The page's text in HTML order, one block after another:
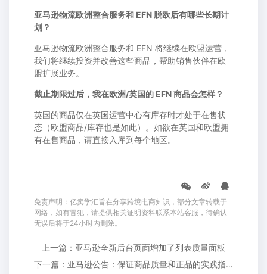
亚马逊物流欧洲整合服务和 EFN 脱欧后有哪些长期计
划？
亚马逊物流欧洲整合服务和 EFN 将继续在欧盟运营，
我们将继续投资并改善这些商品，帮助销售伙伴在欧
盟扩展业务。
截止期限过后，我在欧洲/英国的 EFN 商品会怎样？
英国的商品仅在英国运营中心有库存时才处于在售状
态（欧盟商品/库存也是如此）。如欲在英国和欧盟拥
有在售商品，请直接入库到每个地区。
免责声明：亿卖学汇旨在分享跨境电商知识，部分文章转载于
网络，如有冒犯，请提供相关证明资料联系本站客服，待确认
无误后将于24小时内删除。
上一篇：亚马逊全新后台页面增加了列表质量面板
下一篇：亚马逊公告：保证商品质量和正品的实践指南